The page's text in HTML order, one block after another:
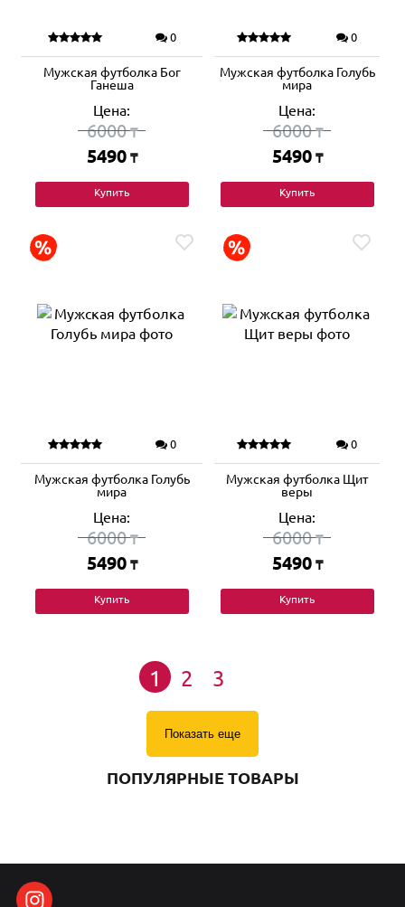
0
Мужская футболка Бог
Ганеша
Цена:
6000₸
5490 ₸
Купить
0
Мужская футболка Голубь
мира
Цена:
6000₸
5490 ₸
Купить
0
Мужская футболка Голубь
мира
Цена:
6000₸
5490 ₸
Купить
0
Мужская футболка Щит
веры
Цена:
6000₸
5490 ₸
Купить
1 2 3
Показать еще
ПОПУЛЯРНЫЕ ТОВАРЫ